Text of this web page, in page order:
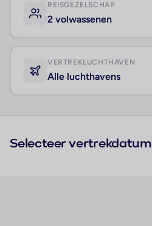
REISGEZELSCHAP
2 volwassenen
VERTREKLUCHTHAVEN
Alle luchthavens
Selecteer vertrekdatum